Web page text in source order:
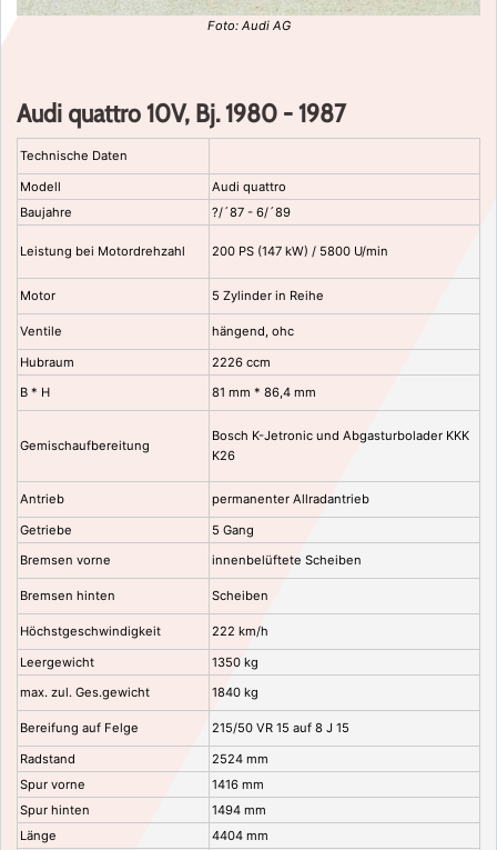
Foto: Audi AG
Audi quattro 10V, Bj. 1980 - 1987
Technische Daten
Modell
Audi quattro
Baujahre
?/´87 - 6/´89
Leistung bei Motordrehzahl 200 PS (147 kW) / 5800 U/min
Motor 5 Zylinder in Reihe
Ventile
hängend, ohc
Hubraum
2226 ccm
B * H
81 mm * 86,4 mm
Gemischaufbereitung
Bosch K-Jetronic und Abgasturbolader KKK
K26
Antrieb
permanenter Allradantrieb
Getriebe
5 Gang
Bremsen vorne
innenbelüftete Scheiben
Bremsen hinten Scheiben
Höchstgeschwindigkeit
222 km/h
Leergewicht
1350 kg
max. zul. Ges.gewicht
1840 kg
Bereifung auf Felge
215/50 VR 15 auf 8 J 15
Radstand
2524 mm
Spur vorne
1416 mm
Spur hinten
1494 mm
Länge
4404 mm